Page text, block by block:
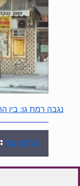
נגבה רמת גן: בין
קראו עוד